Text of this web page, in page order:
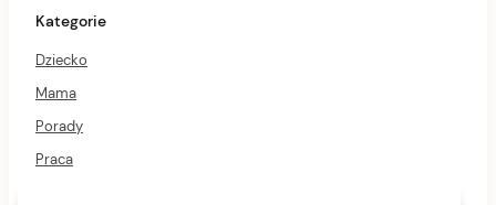
r
M
e
n
u
Kategorie
Dziecko
Mama
Porady
Praca